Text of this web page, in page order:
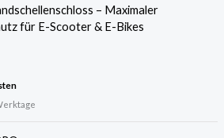
P
r
w
a
i
s
– Maximaler
für E-Scooter & E-Bikes